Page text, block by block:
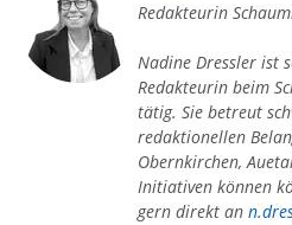
Redakteurin
Nadine Dressler ist
Redakteurin beim
tätig. Sie betreut
redaktionellen
Obernkirchen,
Initiativen können
gern direkt an